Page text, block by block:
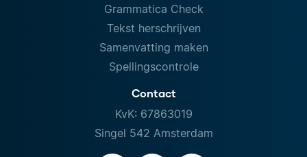
Grammatica Check
Tekst herschrijven
Samenvatting maken
Spellingscontrole
Contact
KvK: 67863019
Singel 542 Amsterdam